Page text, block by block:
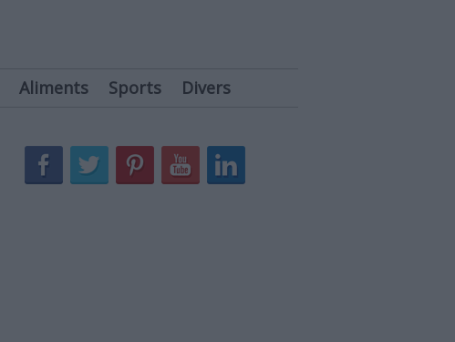
Aliments Sports Divers